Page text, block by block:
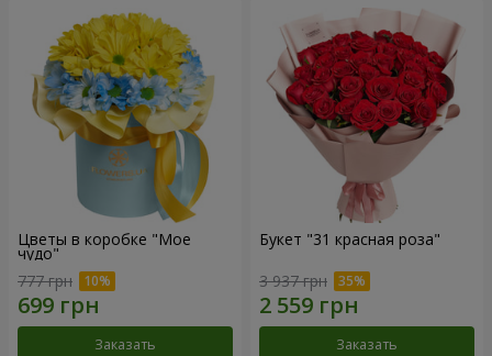
Цветы в коробке "Мое
чудо"
777 грн
Заказать
Букет "31 красная роза"
3 937 грн
Заказать